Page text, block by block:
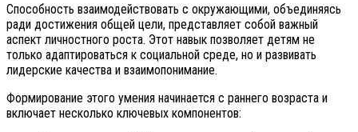
Способность взаимодействовать с окружающими, объединяясь
ради достижения общей цели, представляет собой важный
аспект личностного роста. Этот навык позволяет детям не
только адаптироваться к социальной среде, но и развивать
лидерские качества и взаимопонимание.
Формирование этого умения начинается с раннего возраста и
включает несколько ключевых компонентов: